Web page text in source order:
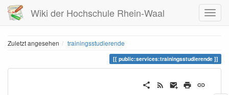
Wiki der Hochschule Rhein-Waal
Zuletzt angesehen trainingsstudierende
public:services:trainingsstudierende